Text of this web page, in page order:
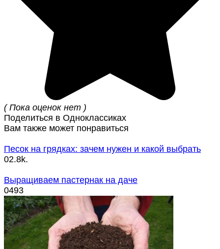
( Пока оценок нет )
Поделиться в Одноклассиках
Вам также может понравиться
Песок на грядках: зачем нужен и какой выбрать
02.8k.
Выращиваем пастернак на даче
0493